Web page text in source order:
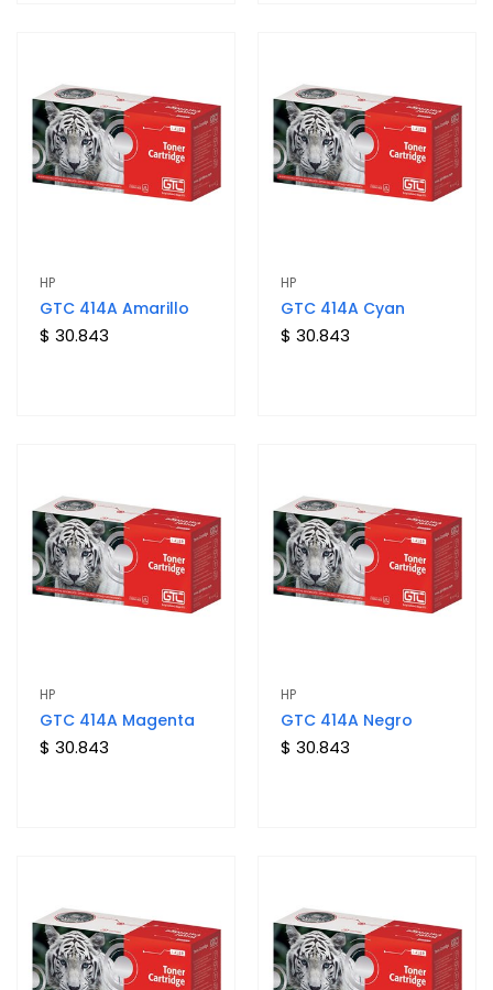
HP
GTC 414A Amarillo
$ 30.843
HP
GTC 414A Cyan
$ 30.843
HP
GTC 414A Magenta
$ 30.843
HP
GTC 414A Negro
$ 30.843